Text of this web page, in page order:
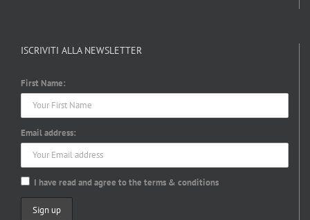
ISCRIVITI ALLA NEWSLETTER
First Name:
Email address:
I have read and agree to the terms & conditions